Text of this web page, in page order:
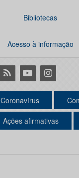
Bibliotecas
Acesso à informação
RSS YoutubeInstagram
Coronavírus
Ações afirmativas